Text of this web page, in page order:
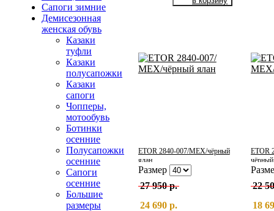
Сапоги зимние
Демисезонная
женская обувь
Казаки
туфли
Казаки
полусапожки
Казаки
сапоги
Чопперы,
мотообувь
Ботинки
осенние
Полусапожки
осенние
Сапоги
осенние
Большие
размеры
ETOR 2840-007/МЕХ/чёрный
ялан
Размер
27 950 р.
24 690 р.
ETOR
чёрный
22
18